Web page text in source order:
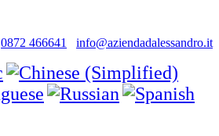
0872 466641 info@aziendadalessandro.it